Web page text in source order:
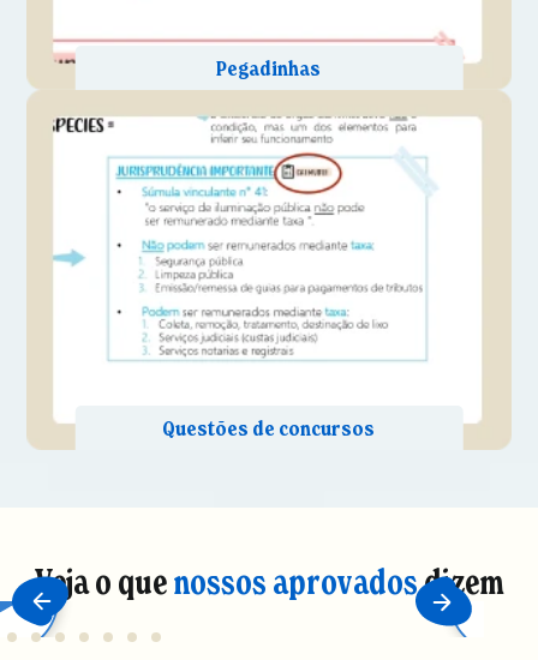
Veja o quenossos aprovadosdizem